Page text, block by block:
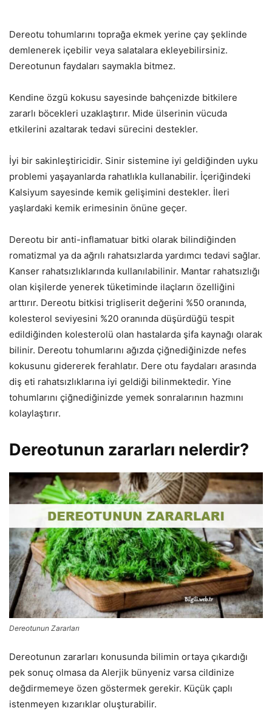
Dereotu tohumlarını toprağa ekmek yerine çay şeklinde
demlenerek içebilir veya salatalara ekleyebilirsiniz.
Dereotunun faydaları saymakla bitmez.
Kendine özgü kokusu sayesinde bahçenizde bitkilere
zararlı böcekleri uzaklaştırır. Mide ülserinin vücuda
etkilerini azaltarak tedavi sürecini destekler.
İyi bir sakinleştiricidir. Sinir sistemine iyi geldiğinden uyku
problemi yaşayanlarda rahatlıkla kullanabilir. İçeriğindeki
Kalsiyum sayesinde kemik gelişimini destekler. İleri
yaşlardaki kemik erimesinin önüne geçer.
Dereotu bir anti-inflamatuar bitki olarak bilindiğinden
romatizmal ya da ağrılı rahatsızlarda yardımcı tedavi sağlar.
Kanser rahatsızlıklarında kullanılabilinir. Mantar rahatsızlığı
olan kişilerde yenerek tüketiminde ilaçların özelliğini
arttırır. Dereotu bitkisi trigliserit değerini %50 oranında,
kolesterol seviyesini %20 oranında düşürdüğü tespit
edildiğinden kolesterolü olan hastalarda şifa kaynağı olarak
bilinir. Dereotu tohumlarını ağızda çiğnediğinizde nefes
kokusunu gidererek ferahlatır. Dere otu faydaları arasında
diş eti rahatsızlıklarına iyi geldiği bilinmektedir. Yine
tohumlarını çiğnediğinizde yemek sonralarının hazmını
kolaylaştırır.
Dereotunun zararları nelerdir?
Dereotunun Zararları
Dereotunun zararları konusunda bilimin ortaya çıkardığı
pek sonuç olmasa da Alerjik bünyeniz varsa cildinize
değdirmemeye özen göstermek gerekir. Küçük çaplı
istenmeyen kızarıklar oluşturabilir.